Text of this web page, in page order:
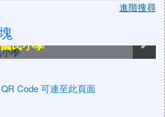
進階搜尋
民小學
民小學
民小學
民小學
民小學
民小學